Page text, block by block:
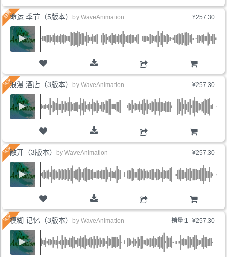
¥257.30
命运 季节（5版本） by WaveAnimation
¥257.30
浪漫 酒店（3版本） by WaveAnimation
¥257.30
敞开（3版本） by WaveAnimation
销量:1 ¥257.30
模糊 记忆（3版本） by WaveAnimation